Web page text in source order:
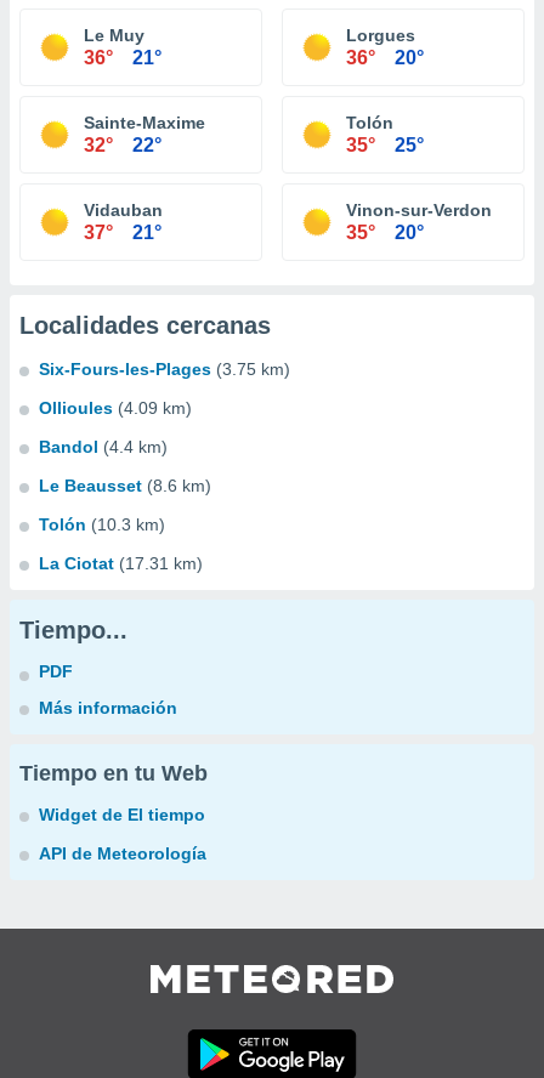
Le Muy
36° 21°
Lorgues
36° 20°
Sainte-Maxime
32° 22°
Tolón
35° 25°
Vidauban
37° 21°
Vinon-sur-Verdon
35° 20°
Localidades cercanas
Six-Fours-les-Plages (3.75 km)
Ollioules (4.09 km)
Bandol (4.4 km)
Le Beausset (8.6 km)
Tolón (10.3 km)
La Ciotat (17.31 km)
Tiempo...
PDF
Más información
Tiempo en tu Web
Widget de El tiempo
API de Meteorología